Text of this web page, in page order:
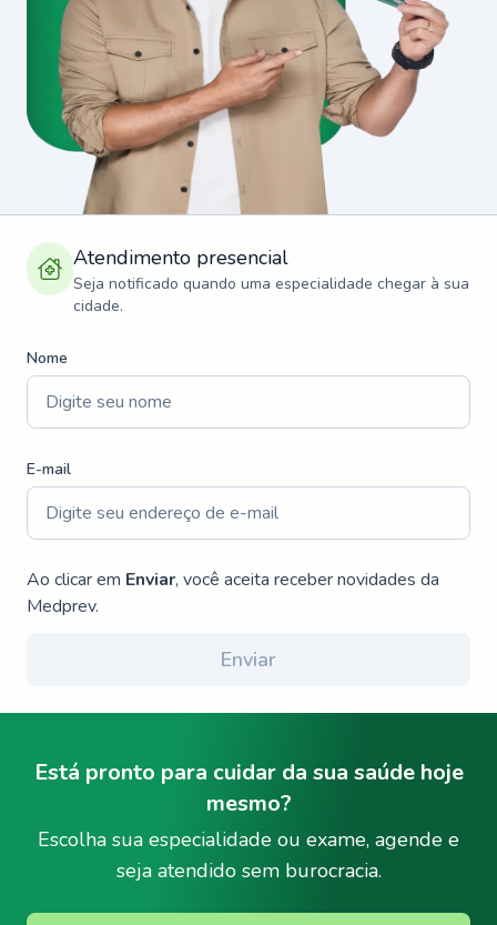
Atendimento presencial
Seja notificado quando uma especialidade chegar à sua
cidade.
Nome
E-mail
Ao clicar em Enviar, você aceita receber novidades da
Medprev.
Enviar
Está pronto para cuidar da sua saúde hoje
mesmo?
Escolha sua especialidade ou exame, agende e
seja atendido sem burocracia.